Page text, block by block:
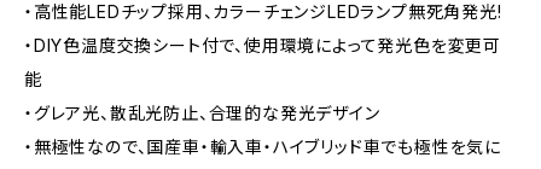
・高性能LEDチップ採用、カラーチェンジLEDランプ無死角発光!
・DIY色温度交換シート付で、使用環境によって発光色を変更可
能
・グレア光、散乱光防止、合理的な発光デザイン
・無極性なので、国産車・輸入車・ハイブリッド車でも極性を気に